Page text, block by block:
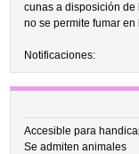
cunas a disposición
no se permite fumar
Notificaciones:
Accesible para
Se admiten animales